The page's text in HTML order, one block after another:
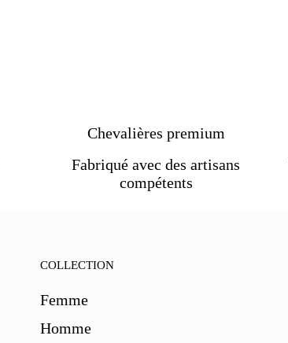
Chevalières premium
Fabriqué avec des artisans
compétents
COLLECTION
Femme
Homme